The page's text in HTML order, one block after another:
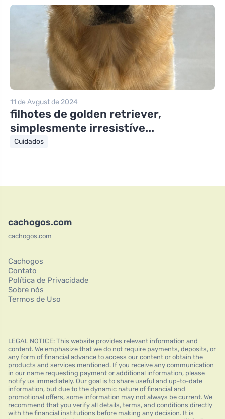
11 de Avgust de 2024
filhotes de golden retriever,
simplesmente irresistíve...
Cuidados
cachogos.com
cachogos.com
Cachogos
Contato
Política de Privacidade
Sobre nós
Termos de Uso
LEGAL NOTICE: This website provides relevant information and
content. We emphasize that we do not require payments, deposits, or
any form of financial advance to access our content or obtain the
products and services mentioned. If you receive any communication
in our name requesting payment or additional information, please
notify us immediately. Our goal is to share useful and up-to-date
information, but due to the dynamic nature of financial and
promotional offers, some information may not always be current. We
recommend that you verify all details, terms, and conditions directly
with the financial institutions before making any decision. It is